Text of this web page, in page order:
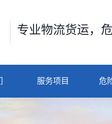
专业物流货运，
服务项目 危